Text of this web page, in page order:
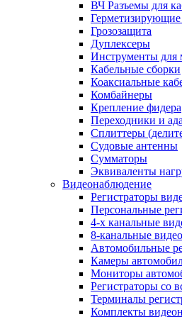
ВЧ Разъемы для
Грозозащита
Дуплексеры
Инструменты для
Кабельные сборки
Коаксиальные
Комбайнеры
Крепление фидера
Переходники и
Сплиттеры
Судовые антенны
Сумматоры
Эквиваленты
Видеонаблюдение
Регистраторы
Персональные
4-х канальные
8-канальные
Автомобильные
Камеры
Мониторы
Регистраторы со
Терминалы
Комплекты